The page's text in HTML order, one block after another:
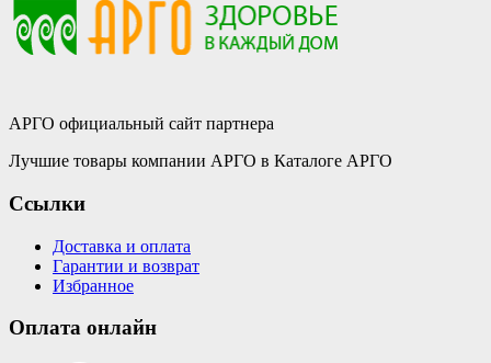
АРГО официальный сайт партнера
Лучшие товары компании АРГО в Каталоге АРГО
Ссылки
Доставка и оплата
Гарантии и возврат
Избранное
Оплата онлайн